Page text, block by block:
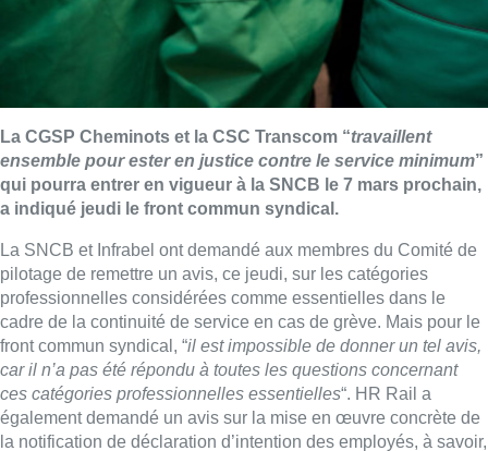
La CGSP Cheminots et la CSC Transcom “travaillent
ensemble pour ester en justice contre le service minimum”
qui pourra entrer en vigueur à la SNCB le 7 mars prochain,
a indiqué jeudi le front commun syndical.
La SNCB et Infrabel ont demandé aux membres du Comité de
pilotage de remettre un avis, ce jeudi, sur les catégories
professionnelles considérées comme essentielles dans le
cadre de la continuité de service en cas de grève. Mais pour le
front commun syndical, “il est impossible de donner un tel avis,
car il n’a pas été répondu à toutes les questions concernant
ces catégories professionnelles essentielles“. HR Rail a
également demandé un avis sur la mise en œuvre concrète de
la notification de déclaration d’intention des employés, à savoir,